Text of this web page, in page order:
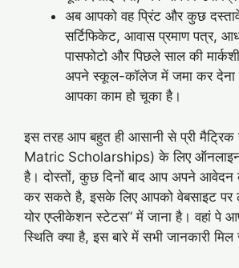
अब आपको वह प्रिंट और कुछ
सर्टिफिकेट, आवास प्रमाण पत्र,
पासफोटो और पिछले साल की
अपने स्कूल-कॉलेज में जमा कर देना
आपका काम हो चूका है।
इस तरह आप बहुत ही आसानी से प्री मैट्रिक
Matric Scholarships) के लिए
है। दोस्तों, कुछ दिनों बाद आप अपने
कर सकते है, इसके लिए आपको वेबसाइट
योर एप्लीकेशन स्टेटस” में जाना है। वहां पे
स्थिति क्या है, इस बारे में सभी जानकारी मिल